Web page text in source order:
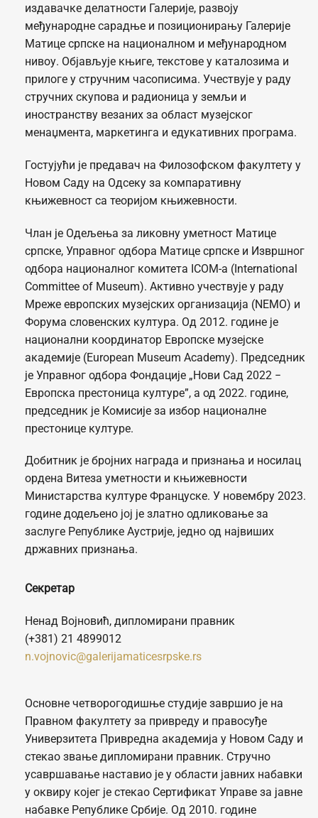
издавачке делатности Галерије, развоју
међународне сарадње и позиционирању Галерије
Матице српске на националном и међународном
нивоу. Објављује књиге, текстове у каталозима и
прилоге у стручним часописима. Учествује у раду
стручних скупова и радионица у земљи и
иностранству везаних за област музејског
менаџмента, маркетинга и едукативних програма.
Гостујући је предавач на Филозофском факултету у
Новом Саду на Одсеку за компаративну
књижевност са теоријом књижевности.
Члан је Одељења за ликовну уметност Матице
српске, Управног одбора Матице српске и Извршног
одбора националног комитета ICOM-а (International
Committee of Museum). Активно учествује у раду
Мреже европских музејских организација (NEMO) и
Форума словенских култура. Од 2012. године је
национални координатор Европске музејске
академије (European Museum Academy). Председник
је Управног одбора Фондације „Нови Сад 2022 −
Европска престоница културе”, а од 2022. године,
председник је Комисије за избор националне
престонице културе.
Добитник је бројних награда и признања и носилац
ордена Витеза уметности и књижевности
Министарства културе Француске. У новембру 2023.
године додељено јој је златно одликовање за
заслуге Републике Аустрије, једно од највиших
државних признања.
Секретар
Ненад Војновић, дипломирани правник
(+381) 21 4899012
n.vojnovic@galerijamaticesrpske.rs
Oсновне четворогодишње студије завршио je на
Правном факултету за привреду и правосуђе
Универзитета Привредна академија у Новом Саду и
стекао звање дипломирани правник. Стручно
усавршавање наставио је у области јавних набавки
у оквиру којег је стекао Сертификат Управе за јавне
набавке Републике Србије. Од 2010. године